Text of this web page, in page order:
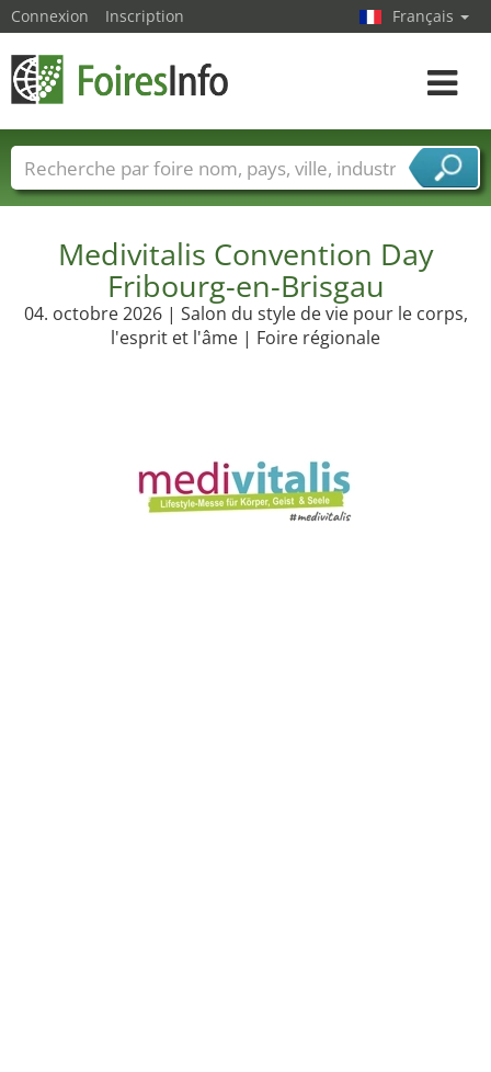
Medivitalis Convention Day
Fribourg-en-Brisgau
04. octobre 2026 | Salon du style de vie pour le corps,
l'esprit et l'âme | Foire régionale
Connexion Inscription Français
Toggle
Foire noms Pays Villes
Secteurs de foire